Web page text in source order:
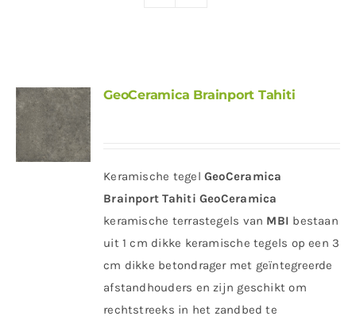
GeoCeramica Brainport Tahiti
Keramische tegel GeoCeramica
Brainport Tahiti GeoCeramica
keramische terrastegels van MBI bestaan
uit 1 cm dikke keramische tegels op een 3
cm dikke betondrager met geïntegreerde
afstandhouders en zijn geschikt om
rechtstreeks in het zandbed te